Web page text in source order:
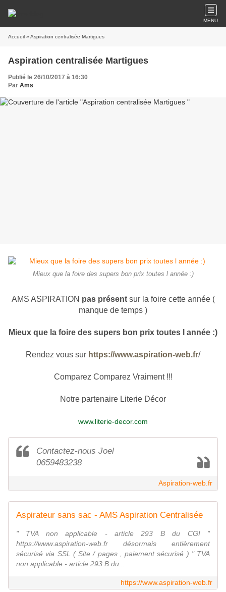
MENU
Accueil » Aspiration centralisée Martigues
Aspiration centralisée Martigues
Publié le 26/10/2017 à 16:30
Par Ams
Mieux que la foire des supers bon prix toutes l année :)
AMS ASPIRATION pas présent sur la foire cette année (
manque de temps )
Mieux que la foire des supers bon prix toutes l année :)
Rendez vous sur https://www.aspiration-web.fr/
Comparez Comparez Vraiment !!!
Notre partenaire Literie Décor
www.literie-decor.com
Contactez-nous Joel
0659483238
Aspiration-web.fr
Aspirateur sans sac - AMS Aspiration Centralisée
" TVA non applicable - article 293 B du CGI "
https://www.aspiration-web.fr désormais entièrement
sécurisé via SSL ( Site / pages , paiement sécurisé ) " TVA
non applicable - article 293 B du...
https://www.aspiration-web.fr